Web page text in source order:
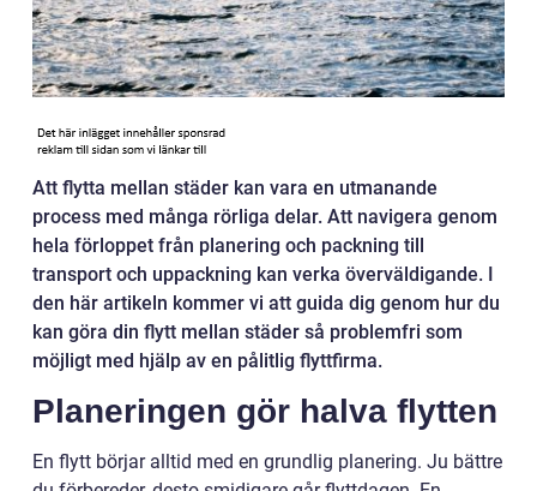
Att flytta mellan städer kan vara en utmanande
process med många rörliga delar. Att navigera genom
hela förloppet från planering och packning till
transport och uppackning kan verka överväldigande. I
den här artikeln kommer vi att guida dig genom hur du
kan göra din flytt mellan städer så problemfri som
möjligt med hjälp av en pålitlig flyttfirma.
Planeringen gör halva flytten
En flytt börjar alltid med en grundlig planering. Ju bättre